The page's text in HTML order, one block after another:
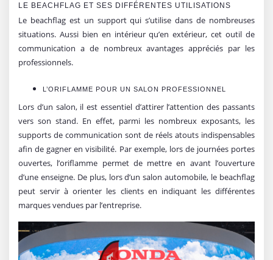
LE BEACHFLAG ET SES DIFFÉRENTES UTILISATIONS
Le beachflag est un support qui s’utilise dans de nombreuses
situations. Aussi bien en intérieur qu’en extérieur, cet outil de
communication a de nombreux avantages appréciés par les
professionnels.
L’ORIFLAMME POUR UN SALON PROFESSIONNEL
Lors d’un salon, il est essentiel d’attirer l’attention des passants
vers son stand. En effet, parmi les nombreux exposants, les
supports de communication sont de réels atouts indispensables
afin de gagner en visibilité. Par exemple, lors de journées portes
ouvertes, l’oriflamme permet de mettre en avant l’ouverture
d’une enseigne. De plus, lors d’un salon automobile, le beachflag
peut servir à orienter les clients en indiquant les différentes
marques vendues par l’entreprise.